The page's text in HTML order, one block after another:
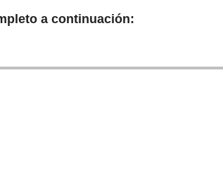
a continuación: